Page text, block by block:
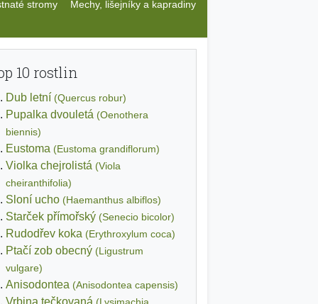
stromy Mechy, lišejníky a kapradiny
10 rostlin
Dub letní (Quercus robur)
Pupalka dvouletá (Oenothera
biennis)
Eustoma (Eustoma grandiflorum)
Violka chejrolistá (Viola
cheiranthifolia)
Sloní ucho (Haemanthus albiflos)
Starček přímořský (Senecio bicolor)
Rudodřev koka (Erythroxylum coca)
Ptačí zob obecný (Ligustrum
vulgare)
Anisodontea (Anisodontea capensis)
Vrbina tečkovaná